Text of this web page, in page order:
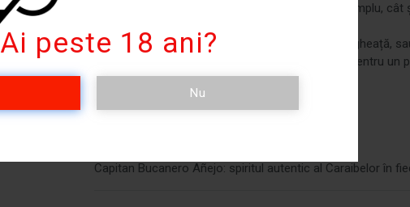
Ai peste 18 ani?
Nu
Bucanero Añejo este ideal atât pentru consum simplu, cât
Recomandare de servire: Savurează-l simplu, cu gheață,
cola și lime) sau Daiquiri. Adaugă o felie de lime pentru un
Aromă bogată și bine echilibrată
Capitan Bucanero Añejo: spiritul autentic al Caraibelor în